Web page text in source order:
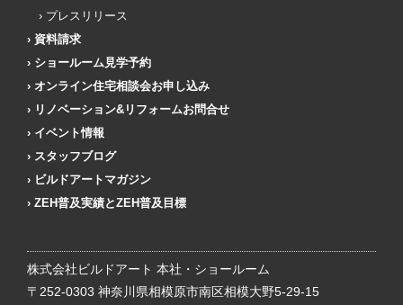
プレスリリース
資料請求
ショールーム見学予約
オンライン住宅相談会お申し込み
リノベーション&リフォームお問合せ
イベント情報
スタッフブログ
ビルドアートマガジン
ZEH普及実績とZEH普及目標
株式会社ビルドアート 本社・ショールーム
〒252-0303 神奈川県相模原市南区相模大野5-29-15